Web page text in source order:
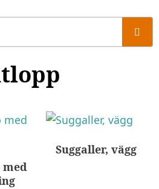
med
Suggaller, vägg